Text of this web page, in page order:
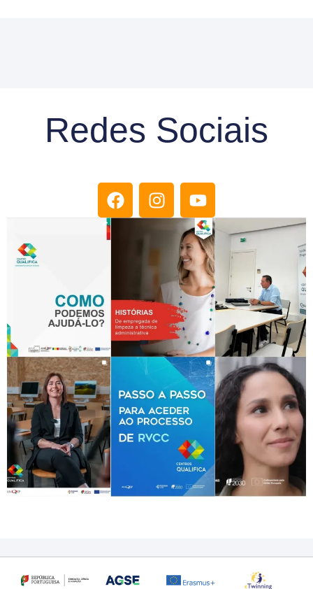
Redes Sociais